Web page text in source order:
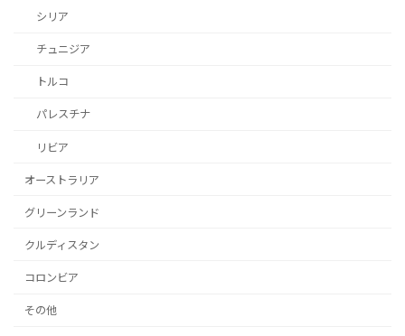
シリア
チュニジア
トルコ
パレスチナ
リビア
オーストラリア
グリーンランド
クルディスタン
コロンビア
その他